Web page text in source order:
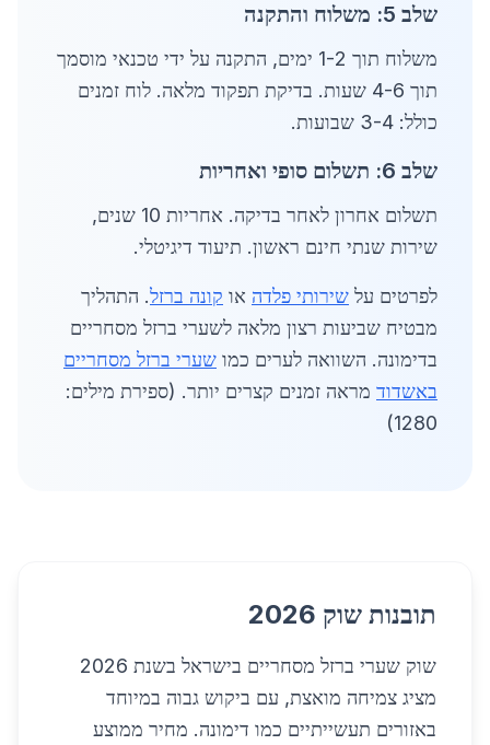
שלב 5: משלוח והתקנה
משלוח תוך 1-2 ימים, התקנה על ידי טכנאי מוסמך
תוך 4-6 שעות. בדיקת תפקוד מלאה. לוח זמנים
כולל: 3-4 שבועות.
שלב 6: תשלום סופי ואחריות
תשלום אחרון לאחר בדיקה. אחריות 10 שנים,
שירות שנתי חינם ראשון. תיעוד דיגיטלי.
לפרטים על שירותי פלדה או קונה ברזל. התהליך
מבטיח שביעות רצון מלאה לשערי ברזל מסחריים
בדימונה. השוואה לערים כמו שערי ברזל מסחריים
באשדוד מראה זמנים קצרים יותר. (ספירת מילים:
1280)
תובנות שוק 2026
שוק שערי ברזל מסחריים בישראל בשנת 2026
מציג צמיחה מואצת, עם ביקוש גבוה במיוחד
באזורים תעשייתיים כמו דימונה. מחיר ממוצע